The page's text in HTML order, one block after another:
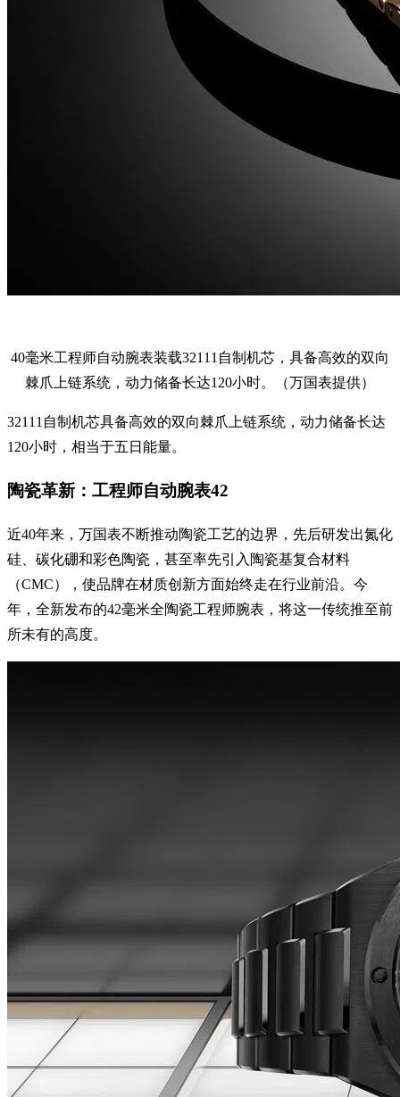
40毫米工程师自动腕表装载32111自制机芯，具备高效的双向
棘爪上链系统，动力储备长达120小时。（万国表提供）
32111自制机芯具备高效的双向棘爪上链系统，动力储备长达
120小时，相当于五日能量。
陶瓷革新：工程师自动腕表42
近40年来，万国表不断推动陶瓷工艺的边界，先后研发出氮化
硅、碳化硼和彩色陶瓷，甚至率先引入陶瓷基复合材料
（CMC），使品牌在材质创新方面始终走在行业前沿。今
年，全新发布的42毫米全陶瓷工程师腕表，将这一传统推至前
所未有的高度。